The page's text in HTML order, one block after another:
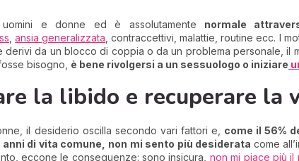
e donne ed è assolutamente normale
,ansia generalizzata , contraccettivi, malattie, routine ecc. I
derivi da un blocco di coppia o da un problema personale, il
bisogno, è bene rivolgersi a un sessuologo o iniziare
la libido e recuperare la
il desiderio oscilla secondo vari fattori e,
come il 56%
anni di vita comune, non mi sento più desiderata come
eccone le conseguenze: sono insicura, non mi piace più il